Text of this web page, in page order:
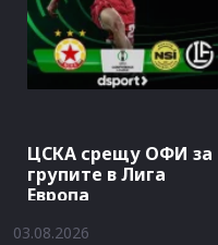
ЦСКА срещу ОФИ за
групите в Лига
Европа
03.08.2026